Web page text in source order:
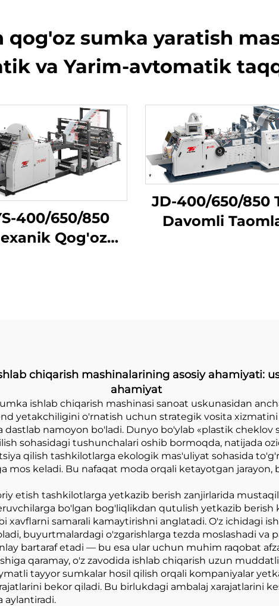
qog'oz sumka yaratish
va Yarim-avtomatik
400/650/850
Qog'oz
JD-400/650/850
Davomli
chiqarish mashinalarining asosiy ahamiyati:
ahamiyat
ishlab chiqarish mashinasi sanoat uskunasidan
yetakchiligini o'rnatish uchun strategik vosita
namoyon bo'ladi. Dunyo bo'ylab «plastik cheklov
sohasidagi tushunchalari oshib bormoqda, natijada
qilish tashkilotlarga ekologik mas'uliyat sohasida
mos keladi. Bu nafaqat moda orqali ketayotgan
etish tashkilotlarga yetkazib berish zanjirlarida
bo'lgan bog'liqlikdan qutulish yetkazib berish
samarali kamaytirishni anglatadi. O'z ichidagi
buyurtmalardagi o'zgarishlarga tezda moslashadi
bartaraf etadi — bu esa ular uchun muhim raqobat
qaramay, o'z zavodida ishlab chiqarish uzun
tayyor sumkalar hosil qilish orqali kompaniyalar
bekor qiladi. Bu birlukdagi ambalaj xarajatlarini
aylantiradi.